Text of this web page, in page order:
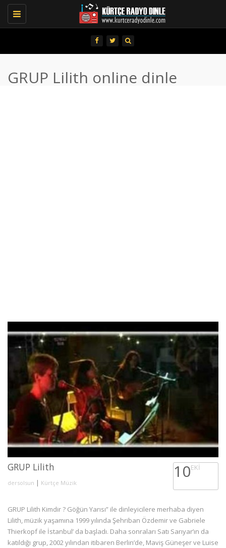
Toggle
navigation
GRUP Lilith online dinle
GRUP Lilith
dersolsun | Kürtçe Müzik
10EKI
GRUP Lilith Kimdir ? Göğün Yarısı” ile dinleyicilere merhaba diyen
Lilith, müzik yaşamına 1999 yılında Şehriban Özdemir ve Gabriele
Thierkopf ile İstanbul’ da başladı. Daha sonraları Satı Sarıyar’ın da
katıldığı grup, 2002 yılından itibaren Berlin’de, Maviş Güneşer ve Luise